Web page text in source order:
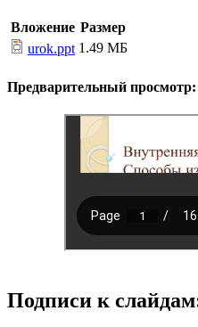
Вложение Размер
urok.ppt 1.49 МБ
Предварительный просмотр:
Подписи к